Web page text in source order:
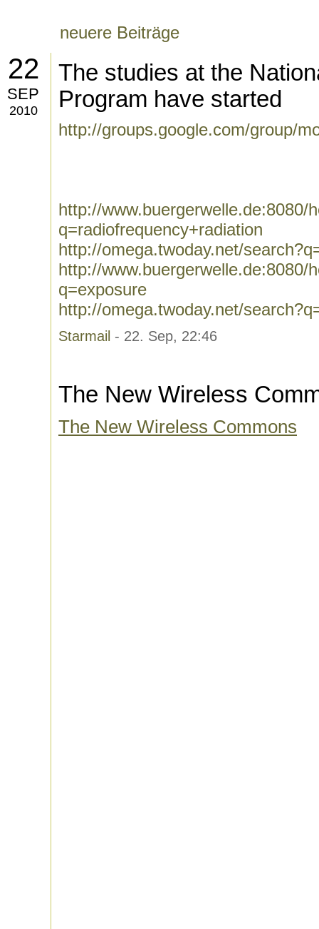
neuere Beiträge
22
SEP
2010
The studies at the
Program have started
http://groups.google.com/group/
http://www.buergerwelle.de:8080/
q=radiofrequency+radiation
http://omega.twoday.net/
http://www.buergerwelle.de:8080/
q=exposure
http://omega.twoday.net/
Starmail - 22. Sep, 22:46
The New Wireless
The New Wireless Commons